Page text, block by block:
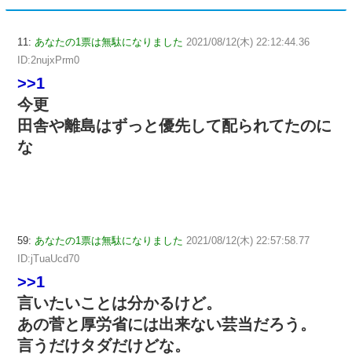
11: あなたの1票は無駄になりました 2021/08/12(木) 22:12:44.36
ID:2nujxPrm0
>>1
今更
田舎や離島はずっと優先して配られてたのに
な
59: あなたの1票は無駄になりました 2021/08/12(木) 22:57:58.77
ID:jTuaUcd70
>>1
言いたいことは分かるけど。
あの菅と厚労省には出来ない芸当だろう。
言うだけタダだけどな。